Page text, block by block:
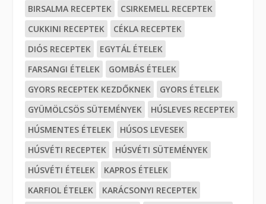
BIRSALMA RECEPTEK
CSIRKEMELL RECEPTEK
CUKKINI RECEPTEK
CÉKLA RECEPTEK
DIÓS RECEPTEK
EGYTÁL ÉTELEK
FARSANGI ÉTELEK
GOMBÁS ÉTELEK
GYORS RECEPTEK KEZDŐKNEK
GYORS ÉTELEK
GYÜMÖLCSÖS SÜTEMÉNYEK
HÚSLEVES RECEPTEK
HÚSMENTES ÉTELEK
HÚSOS LEVESEK
HÚSVÉTI RECEPTEK
HÚSVÉTI SÜTEMÉNYEK
HÚSVÉTI ÉTELEK
KAPROS ÉTELEK
KARFIOL ÉTELEK
KARÁCSONYI RECEPTEK